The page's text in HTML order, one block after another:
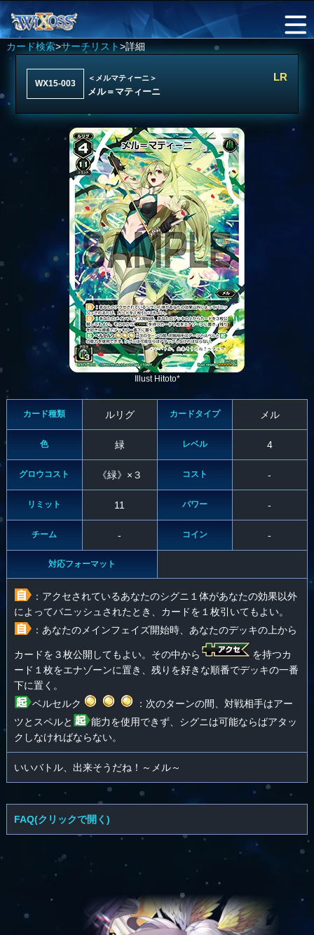
カード検索>サーチリスト>詳細
WX15-003
＜メルマティーニ＞
メル＝マティーニ
LR
Illust Hitoto*
カード種類 ルリグ カードタイプ メル
色 緑 レベル 4
グロウコスト 《緑》×３ コスト -
リミット 11 パワー -
チーム - コイン -
対応フォーマット
：アクセされているあなたのシグニ１体があなたの効果以外
によってバニッシュされたとき、カードを１枚引いてもよい。
：あなたのメインフェイズ開始時、あなたのデッキの上から
カードを３枚公開してもよい。その中から
を持つカ
ード１枚をエナゾーンに置き、残りを好きな順番でデッキの一番
下に置く。
ベルセルク
：次のターンの間、対戦相手はアー
ツとスペルと
能力を使用できず、シグニは可能ならばアタッ
クしなければならない。
いいバトル、出来そうだね！～メル～
FAQ(クリックで開く)